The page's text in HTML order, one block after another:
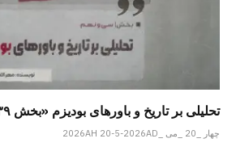
تحلیلی بر تاریخ و باورهای بودیزم «بخش ۳۹»
چهار _20 _می _2026AH 20-5-2026AD